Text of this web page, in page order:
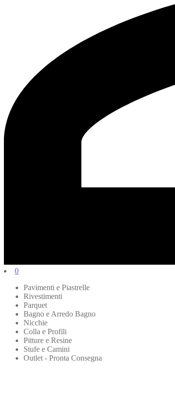
0
Pavimenti e Piastrelle
Rivestimenti
Parquet
Bagno e Arredo Bagno
Nicchie
Colla e Profili
Pitture e Resine
Stufe e Camini
Outlet - Pronta Consegna